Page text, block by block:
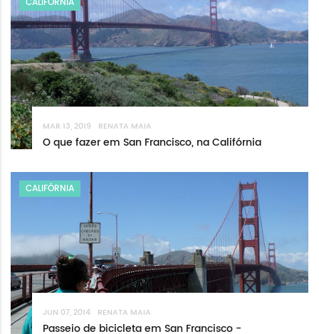
CALIFÓRNIA
MAR 13, 2019 RENATA MAIA
O que fazer em San Francisco, na Califórnia
CALIFÓRNIA
JUN 07, 2014 RENATA MAIA
Passeio de bicicleta em San Francisco -